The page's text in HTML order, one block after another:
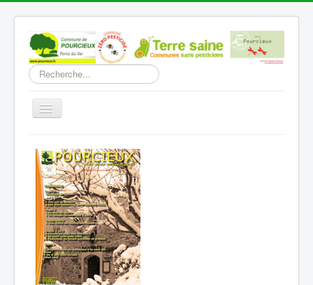
Rechercher
Basculer
Découverte
Vie Municipale
Vie locale
Infos pratiques
Communication